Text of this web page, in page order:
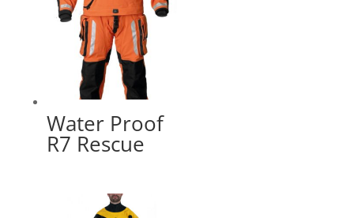
Water Proof
R7 Rescue